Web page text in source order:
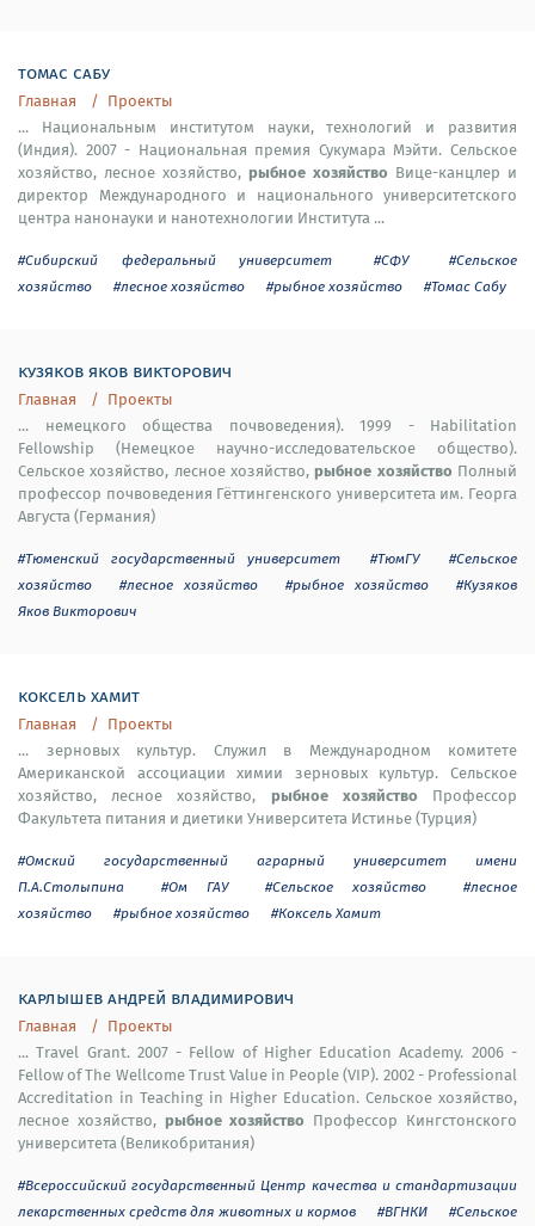
томас сабу
Главная
Проекты
... Национальным институтом науки, технологий и развития
(Индия). 2007 - Национальная премия Сукумара Мэйти. Сельское
хозяйство, лесное хозяйство, рыбное хозяйство Вице-канцлер и
директор Международного и национального университетского
центра нанонауки и нанотехнологии Института ...
#Сибирский федеральный университет #СФУ
#Сельское
хозяйство
#лесное хозяйство #рыбное хозяйство #Томас Сабу
кузяков яков викторович
Главная
Проекты
... немецкого общества почвоведения). 1999 - Habilitation
Fellowship (Немецкое научно-исследовательское общество).
Сельское хозяйство, лесное хозяйство,рыбное хозяйство Полный
профессор почвоведения Гёттингенского университета им. Георга
Августа (Германия)
#Тюменский государственный университет #ТюмГУ
#Сельское
хозяйство
#лесное хозяйство #рыбное хозяйство
#Кузяков
Яков Викторович
коксель хамит
Главная
Проекты
... зерновых культур. Служил в Международном комитете
Американской ассоциации химии зерновых культур. Сельское
хозяйство, лесное хозяйство, рыбное хозяйство Профессор
Факультета питания и диетики Университета Истинье (Турция)
#Омский государственный аграрный университет имени
П.А.Столыпина
#Ом ГАУ #Сельское хозяйство
#лесное
хозяйство
#рыбное хозяйство #Коксель Хамит
карлышев андрей владимирович
Главная
Проекты
... Travel Grant. 2007 - Fellow of Higher Education Academy. 2006 -
Fellow of The Wellcome Trust Value in People (VIP). 2002 - Professional
Accreditation in Teaching in Higher Education. Сельское хозяйство,
лесное хозяйство, рыбное хозяйство Профессор Кингстонского
университета (Великобритания)
#Всероссийский государственный Центр качества и стандартизации
лекарственных средств для животных и кормов
#ВГНКИ
#Сельское